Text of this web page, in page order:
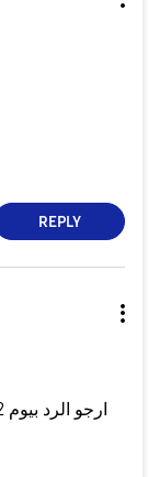
REPLY